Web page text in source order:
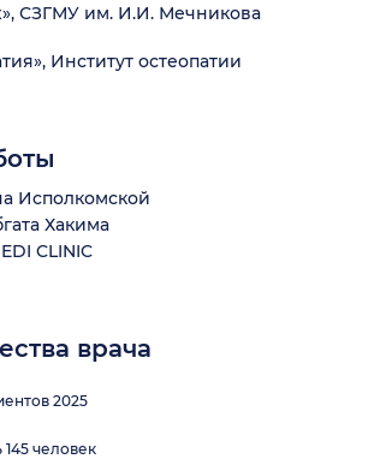
СЗГМУ им. И.И. Мечникова
Институт остеопатии
Исполкомской
Хакима
CLINIC
врача
2025
человек